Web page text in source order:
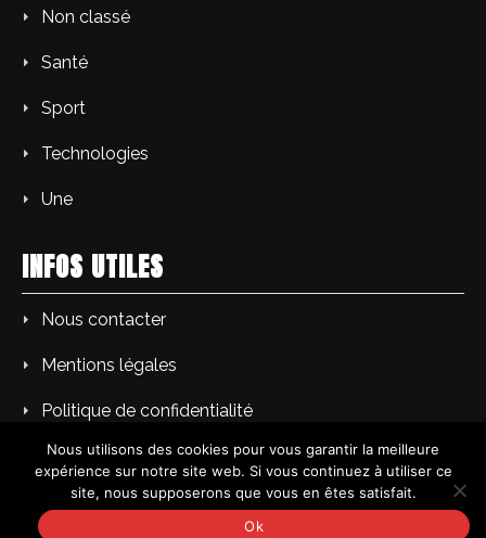
Non classé
Santé
Sport
Technologies
Une
INFOS UTILES
Nous contacter
Mentions légales
Politique de confidentialité
Copyright © PM L'Echo du soir | Tous droits réservés.
Nous utilisons des cookies pour vous garantir la meilleure
expérience sur notre site web. Si vous continuez à utiliser ce
site, nous supposerons que vous en êtes satisfait.
Ok